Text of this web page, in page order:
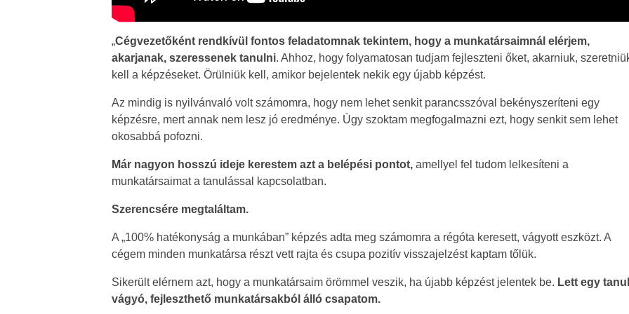
„Cégvezetőként rendkívül fontos feladatomnak tekintem, hogy a munkatársaimnál elérjem,
akarjanak, szeressenek tanulni. Ahhoz, hogy folyamatosan tudjam fejleszteni őket, akarniuk,
kell a képzéseket. Örülniük kell, amikor bejelentek nekik egy újabb képzést.
Az mindig is nyilvánvaló volt számomra, hogy nem lehet senkit parancsszóval bekényszeríteni egy
képzésre, mert annak nem lesz jó eredménye. Úgy szoktam megfogalmazni ezt, hogy senkit sem lehet
okosabbá pofozni.
Már nagyon hosszú ideje kerestem azt a belépési pontot,amellyel fel tudom lelkesíteni a
munkatársaimat a tanulással kapcsolatban.
Szerencsére megtaláltam.
A „100% hatékonyság a munkában” képzés adta meg számomra a régóta keresett, vágyott eszközt. A
cégem minden munkatársa részt vett rajta és csupa pozitív visszajelzést kaptam tőlük.
Sikerült elérnem azt, hogy a munkatársaim örömmel veszik, ha újabb képzést jelentek be. Lett egy
vágyó, fejleszthető munkatársakból álló csapatom.